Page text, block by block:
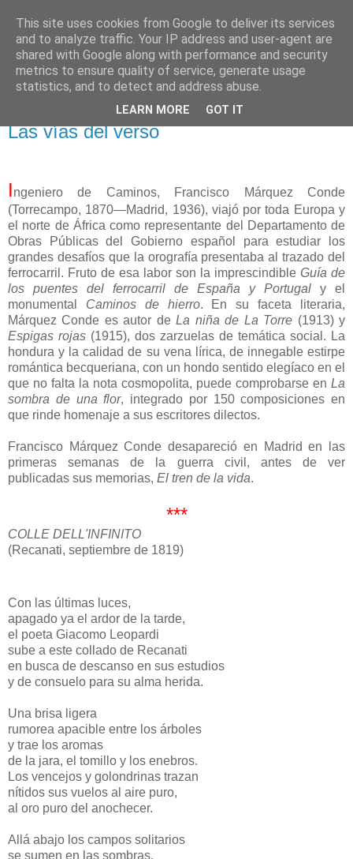
El pisapapeles de Karlsbad
Páginas de un escritor rural
sábado, 27 de febrero de 2021
Las vías del verso
Ingeniero de Caminos, Francisco Márquez Conde
(Torrecampo, 1870—Madrid, 1936), viajó por toda Europa y
el norte de África como representante del Departamento de
Obras Públicas del Gobierno español para estudiar los
grandes desafíos que la orografía presentaba al trazado del
ferrocarril. Fruto de esa labor son la imprescindible Guía de
los puentes del ferrocarril de España y Portugal y el
monumental Caminos de hierro. En su faceta literaria,
Márquez Conde es autor deLa niña de La Torre (1913) y
Espigas rojas (1915), dos zarzuelas de temática social. La
hondura y la calidad de su vena lírica, de innegable estirpe
romántica becqueriana, con un hondo sentido elegíaco en el
que no falta la nota cosmopolita, puede comprobarse en La
sombra de una flor, integrado por 150 composiciones en
que rinde homenaje a sus escritores dilectos.
Francisco Márquez Conde desapareció en Madrid en las
primeras semanas de la guerra civil, antes de ver
publicadas sus memorias, El tren de la vida.
***
COLLE DELL'INFINITO
(Recanati, septiembre de 1819)
Con las últimas luces,
apagado ya el ardor de la tarde,
el poeta Giacomo Leopardi
sube a este collado de Recanati
en busca de descanso en sus estudios
y de consuelo para su alma herida.
Una brisa ligera
rumorea apacible entre los árboles
y trae los aromas
de la jara, el tomillo y los enebros.
Los vencejos y golondrinas trazan
nítidos sus vuelos al aire puro,
al oro puro del anochecer.
Allá abajo los campos solitarios
se sumen en las sombras.
This site uses cookies from Google to deliver its services
and to analyze traffic. Your IP address and user-agent are
shared with Google along with performance and security
metrics to ensure quality of service, generate usage
statistics, and to detect and address abuse.
LEARN MORE GOT IT